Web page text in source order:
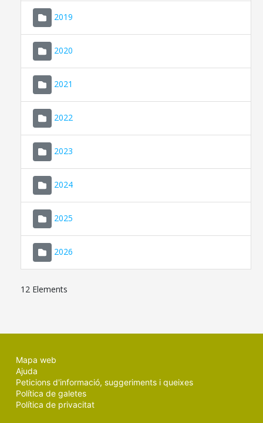
2019
2020
2021
2022
2023
2024
2025
2026
12 Elements
Mapa web
Ajuda
Peticions d'informació, suggeriments i queixes
Política de galetes
Política de privacitat